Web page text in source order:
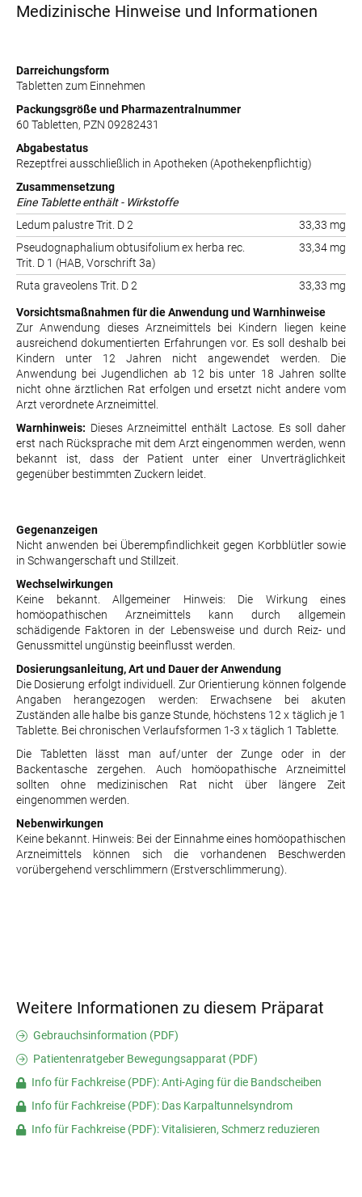
Medizinische Hinweise und Informationen
Darreichungsform
Tabletten zum Einnehmen
Packungsgröße und Pharmazentralnummer
60 Tabletten, PZN 09282431
Abgabestatus
Rezeptfrei ausschließlich in Apotheken (Apothekenpflichtig)
Zusammensetzung
Eine Tablette enthält - Wirkstoffe
Ledum palustre Trit. D 2
33,33 mg
Pseudognaphalium obtusifolium ex herba rec.
Trit. D 1 (HAB, Vorschrift 3a)
33,34 mg
Ruta graveolens Trit. D 2 33,33 mg
Vorsichtsmaßnahmen für die Anwendung und Warnhinweise
Zur Anwendung dieses Arzneimittels bei Kindern liegen keine
ausreichend dokumentierten Erfahrungen vor. Es soll deshalb bei
Kindern unter 12 Jahren nicht angewendet werden. Die
Anwendung bei Jugendlichen ab 12 bis unter 18 Jahren sollte
nicht ohne ärztlichen Rat erfolgen und ersetzt nicht andere vom
Arzt verordnete Arzneimittel.
Warnhinweis: Dieses Arzneimittel enthält Lactose. Es soll daher
erst nach Rücksprache mit dem Arzt eingenommen werden, wenn
bekannt ist, dass der Patient unter einer Unverträglichkeit
gegenüber bestimmten Zuckern leidet.
Gegenanzeigen
Nicht anwenden bei Überempfindlichkeit gegen Korbblütler sowie
in Schwangerschaft und Stillzeit.
Wechselwirkungen
Keine bekannt. Allgemeiner Hinweis: Die Wirkung eines
homöopathischen Arzneimittels kann durch allgemein
schädigende Faktoren in der Lebensweise und durch Reiz- und
Genussmittel ungünstig beeinflusst werden.
Dosierungsanleitung, Art und Dauer der Anwendung
Die Dosierung erfolgt individuell. Zur Orientierung können folgende
Angaben herangezogen werden: Erwachsene bei akuten
Zuständen alle halbe bis ganze Stunde, höchstens 12 x täglich je 1
Tablette. Bei chronischen Verlaufsformen 1-3 x täglich 1 Tablette.
Die Tabletten lässt man auf/unter der Zunge oder in der
Backentasche zergehen. Auch homöopathische Arzneimittel
sollten ohne medizinischen Rat nicht über längere Zeit
eingenommen werden.
Nebenwirkungen
Keine bekannt. Hinweis: Bei der Einnahme eines homöopathischen
Arzneimittels können sich die vorhandenen Beschwerden
vorübergehend verschlimmern (Erstverschlimmerung).
Weitere Informationen zu diesem Präparat
Gebrauchsinformation (PDF)
Patientenratgeber Bewegungsapparat (PDF)
Info für Fachkreise (PDF): Anti-Aging für die Bandscheiben
Info für Fachkreise (PDF): Das Karpaltunnelsyndrom
Info für Fachkreise (PDF): Vitalisieren, Schmerz reduzieren